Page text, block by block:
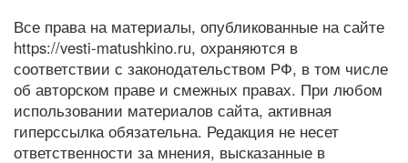
Все права на материалы, опубликованные на сайте
https://vesti-matushkino.ru, охраняются в
соответствии с законодательством РФ, в том числе
об авторском праве и смежных правах. При любом
использовании материалов сайта, активная
гиперссылка обязательна. Редакция не несет
ответственности за мнения, высказанные в